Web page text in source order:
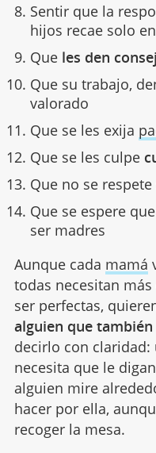
Sentir que la
hijos recae solo
Que les den
Que su trabajo,
valorado
Que se les exija
Que se les culpe
Que no se
Que se espere
ser madres
Aunque cada mamá
todas necesitan
ser perfectas,
alguien que también
decirlo con claridad:
necesita que le
alguien mire
hacer por ella,
recoger la mesa.